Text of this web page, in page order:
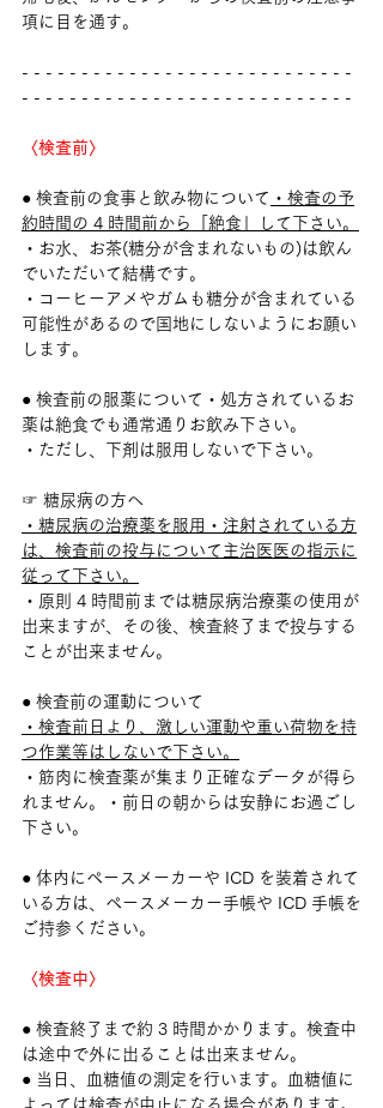
項に目を通す。
- - - - - - - - - - - - - - - - - - - - - - - - - - - -
- - - - - - - - - - - - - - - - - - - - - - - - - - - -
〈検査前〉
● 検査前の食事と飲み物について ・検査の予
約時間の 4 時間前から「絶食」して下さい。
・お水、お茶(糖分が含まれないもの)は飲ん
でいただいて結構です。
・コーヒーアメやガムも糖分が含まれている
可能性があるので国地にしないようにお願い
します。
● 検査前の服薬について・処方されているお
薬は絶食でも通常通りお飲み下さい。
・ただし、下剤は服用しないで下さい。
☞ 糖尿病の方へ
・糖尿病の治療薬を服用・注射されている方
は、検査前の投与について主治医医の指示に
従って下さい。
・原則 4 時間前までは糖尿病治療薬の使用が
出来ますが、その後、検査終了まで投与する
ことが出来ません。
● 検査前の運動について
・検査前日より、激しい運動や重い荷物を持
つ作業等はしないで下さい。
・筋肉に検査薬が集まり正確なデータが得ら
れません。・前日の朝からは安静にお過ごし
下さい。
● 体内にペースメーカーや ICD を装着されて
いる方は、ペースメーカー手帳や ICD 手帳を
ご持参ください。
〈検査中〉
● 検査終了まで約 3 時間かかります。検査中
は途中で外に出ることは出来ません。
● 当日、血糖値の測定を行います。血糖値に